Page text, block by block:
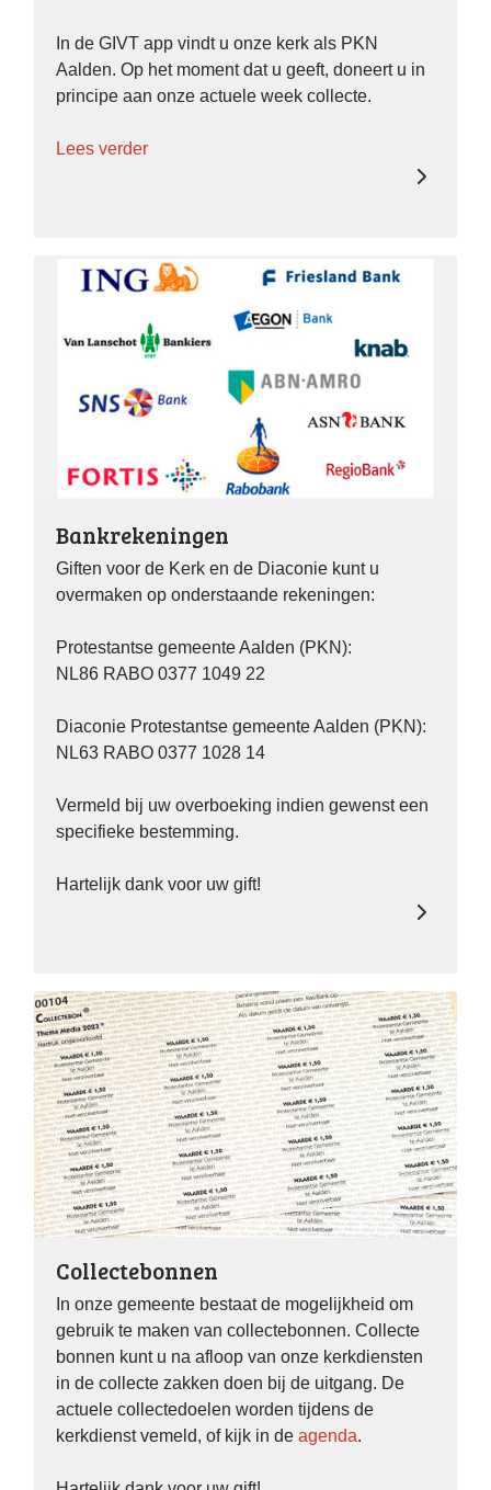
In de GIVT app vindt u onze kerk als PKN
Aalden. Op het moment dat u geeft, doneert u in
principe aan onze actuele week collecte.
Lees verder
Bankrekeningen
Giften voor de Kerk en de Diaconie kunt u
overmaken op onderstaande rekeningen:
Protestantse gemeente Aalden (PKN):
NL86 RABO 0377 1049 22
Diaconie Protestantse gemeente Aalden (PKN):
NL63 RABO 0377 1028 14
Vermeld bij uw overboeking indien gewenst een
specifieke bestemming.
Hartelijk dank voor uw gift!
Collectebonnen
In onze gemeente bestaat de mogelijkheid om
gebruik te maken van collectebonnen. Collecte
bonnen kunt u na afloop van onze kerkdiensten
in de collecte zakken doen bij de uitgang. De
actuele collectedoelen worden tijdens de
kerkdienst vemeld, of kijk in de agenda.